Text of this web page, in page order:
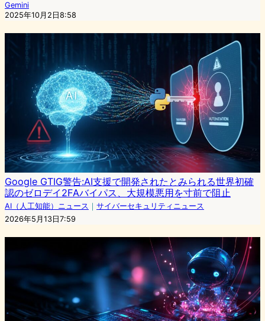
Gemini
2025年10月2日8:58
Google GTIG警告:AI支援で開発されたとみられる世界初確
認のゼロデイ2FAバイパス、大規模悪用を寸前で阻止
AI（人工知能）ニュース ｜ サイバーセキュリティニュース
2026年5月13日7:59